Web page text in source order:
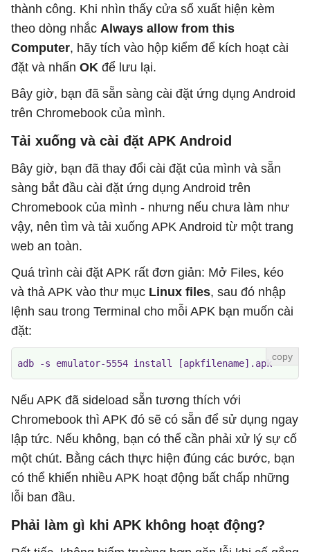
thành công. Khi nhìn thấy cửa sổ xuất hiện kèm
theo dòng nhắc Always allow from this
Computer, hãy tích vào hộp kiểm để kích hoạt cài
đặt và nhấn OK để lưu lại.
Bây giờ, bạn đã sẵn sàng cài đặt ứng dụng Android
trên Chromebook của mình.
Tải xuống và cài đặt APK Android
Bây giờ, bạn đã thay đổi cài đặt của mình và sẵn
sàng bắt đầu cài đặt ứng dụng Android trên
Chromebook của mình - nhưng nếu chưa làm như
vậy, nên tìm và tải xuống APK Android từ một trang
web an toàn.
Quá trình cài đặt APK rất đơn giản: Mở Files, kéo
và thả APK vào thư mục Linux files, sau đó nhập
lệnh sau trong Terminal cho mỗi APK bạn muốn cài
đặt:
adb -s emulator-5554 install [apkfilename].apk
Nếu APK đã sideload sẵn tương thích với
Chromebook thì APK đó sẽ có sẵn để sử dụng ngay
lập tức. Nếu không, bạn có thể cần phải xử lý sự cố
một chút. Bằng cách thực hiện đúng các bước, bạn
có thể khiến nhiều APK hoạt động bất chấp những
lỗi ban đầu.
Phải làm gì khi APK không hoạt động?